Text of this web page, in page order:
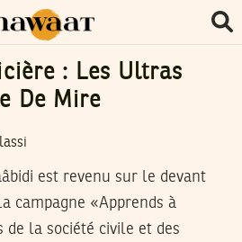
: Les Ultras
De Mire
est revenu sur le devant
campagne «Apprends à
de la société civile et des